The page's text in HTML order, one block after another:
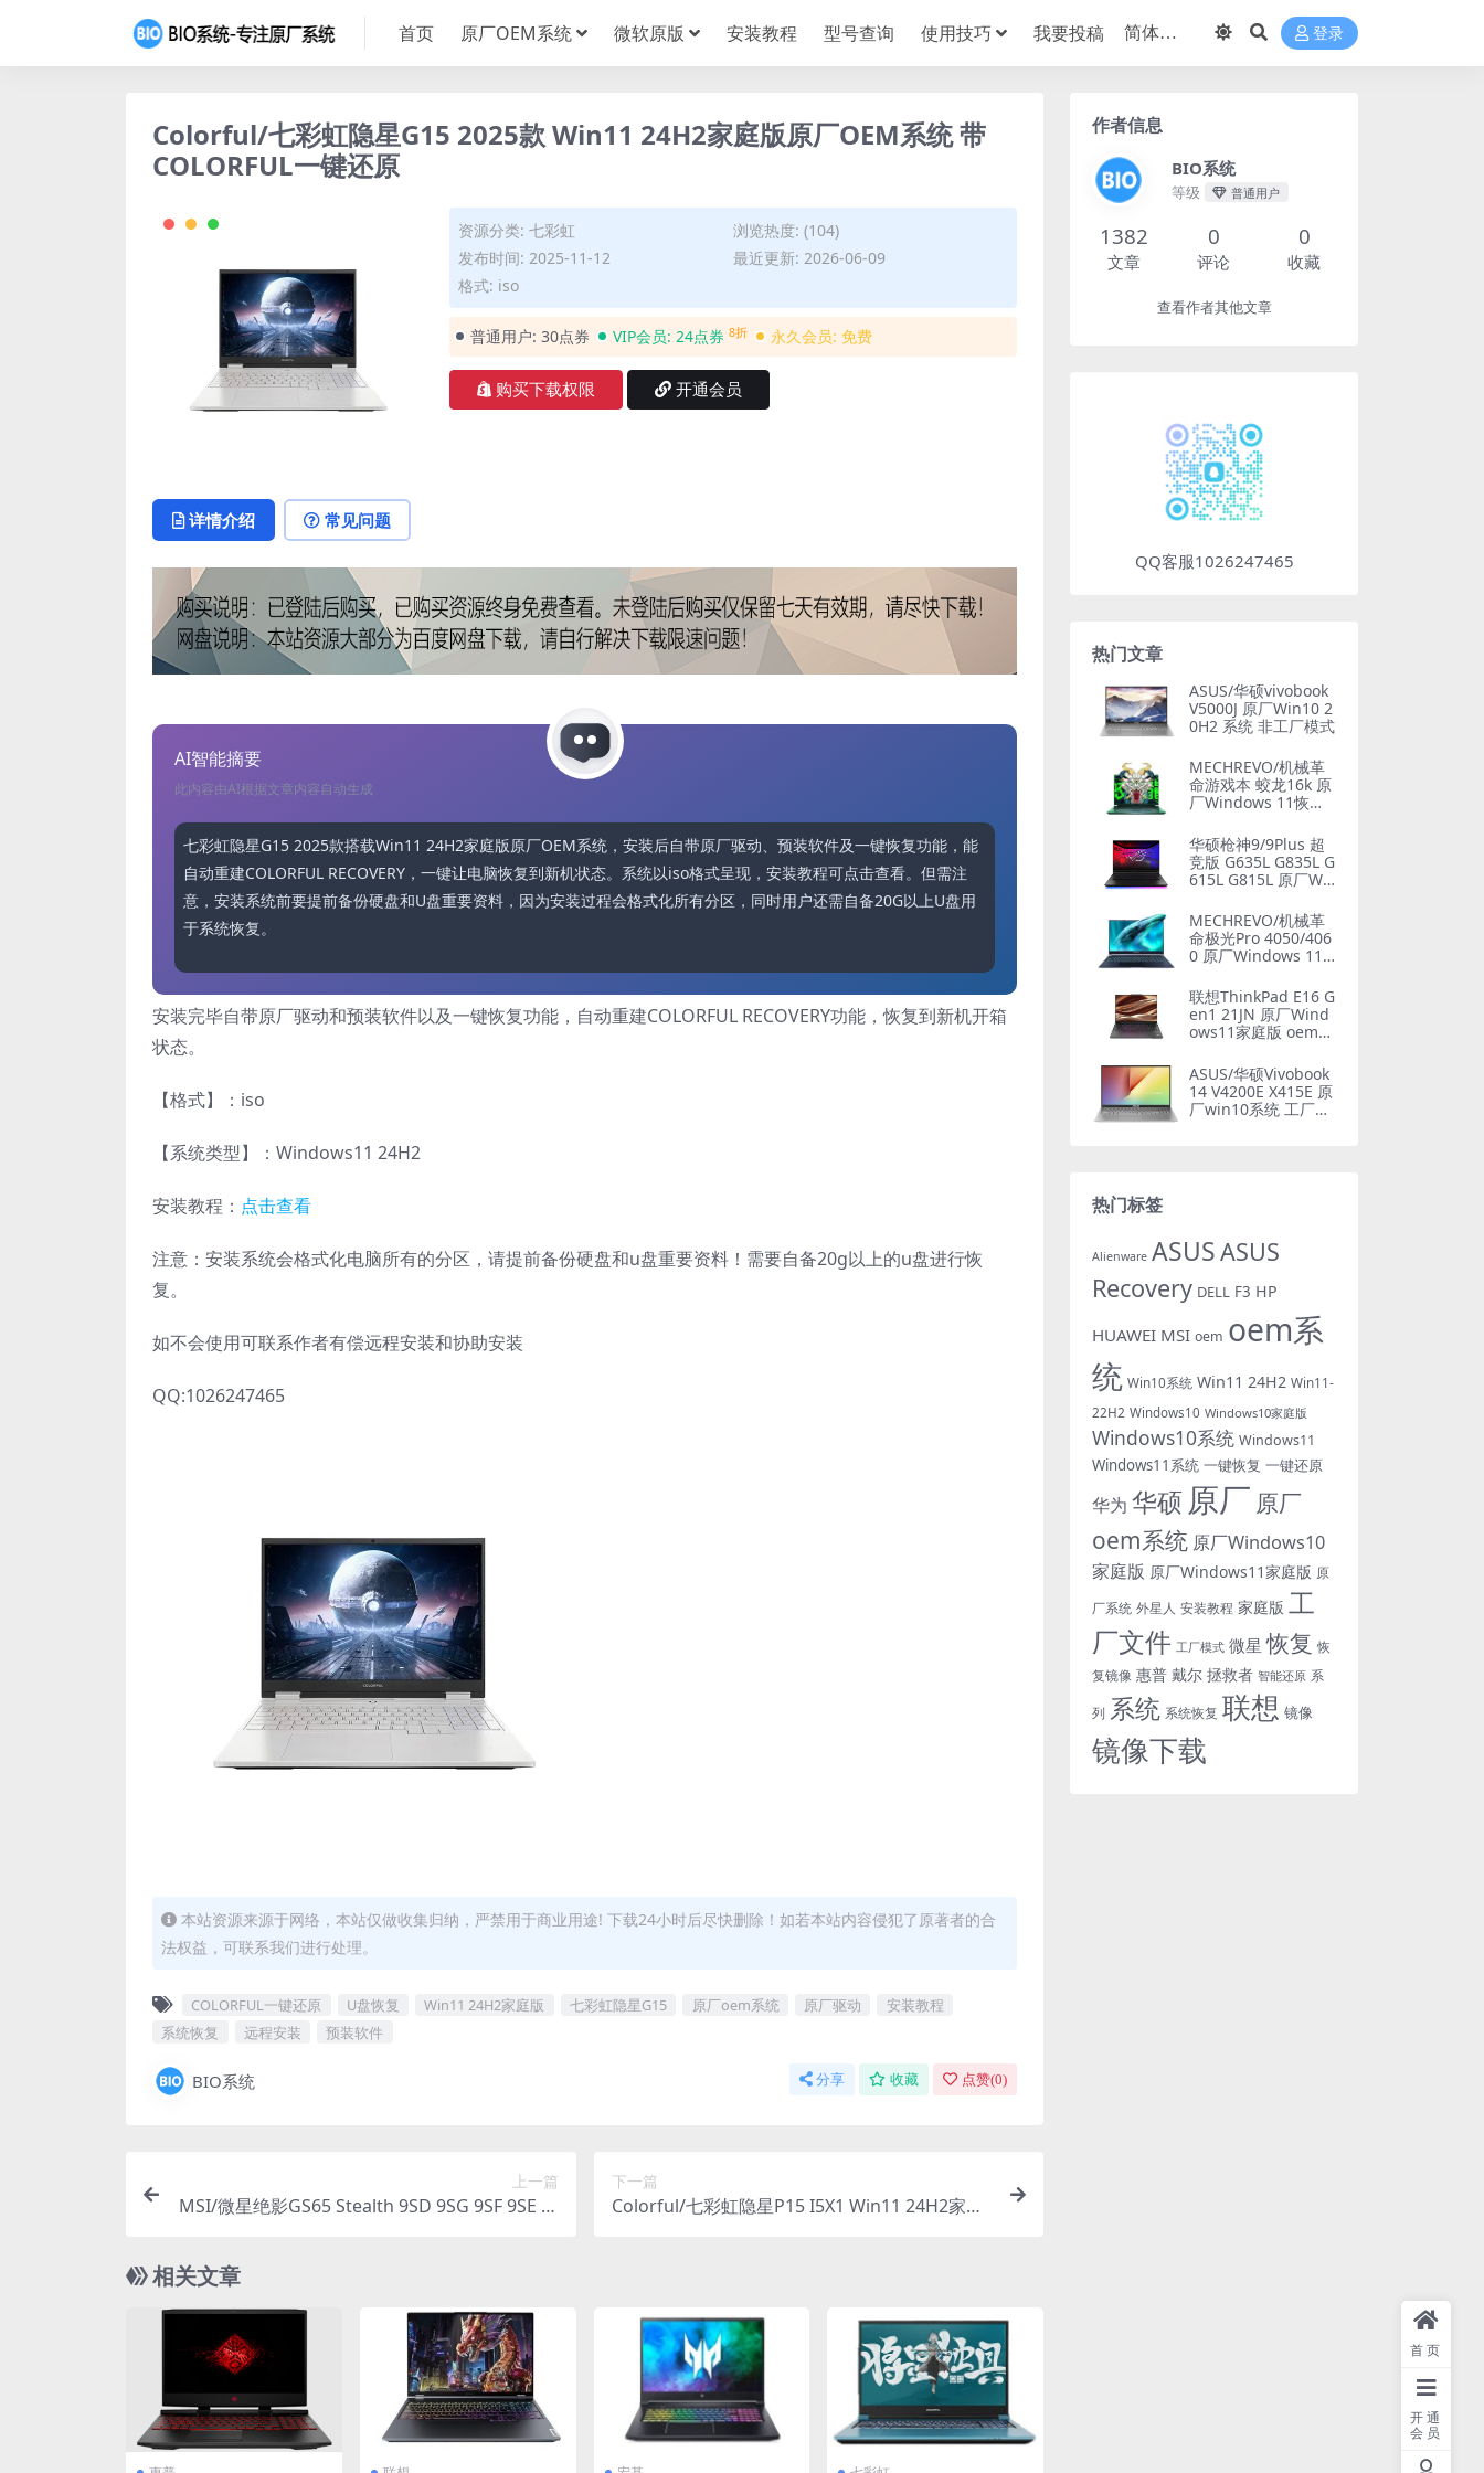
首页 原厂OEM系统 微软原版 安装教程 型号查询 使用技巧 我要投稿 登录
Colorful/七彩虹隐星G15 2025款 Win11 24H2家庭版原厂OEM系统 带
COLORFUL一键还原
资源分类: 七彩虹
浏览热度: (104)
发布时间: 2025-11-12
最近更新: 2026-06-09
格式: iso
普通用户: 30点券 VIP会员: 24点券 8折 永久会员: 免费
购买下载权限 开通会员
详情介绍 常见问题
AI智能摘要
此内容由AI根据文章内容自动生成
七彩虹隐星G15 2025款搭载Win11 24H2家庭版原厂OEM系统，安装后自带原厂驱动、预装软件及一键恢复功能，能
自动重建COLORFUL RECOVERY，一键让电脑恢复到新机状态。系统以iso格式呈现，安装教程可点击查看。但需注
意，安装系统前要提前备份硬盘和U盘重要资料，因为安装过程会格式化所有分区，同时用户还需自备20G以上U盘用
于系统恢复。
安装完毕自带原厂驱动和预装软件以及一键恢复功能，自动重建COLORFUL RECOVERY功能，恢复到新机开箱
状态。
【格式】：iso
【系统类型】：Windows11 24H2
安装教程： 点击查看
注意：安装系统会格式化电脑所有的分区，请提前备份硬盘和u盘重要资料！需要自备20g以上的u盘进行恢
复。
如不会使用可联系作者有偿远程安装和协助安装
QQ:1026247465
本站资源来源于网络，本站仅做收集归纳，严禁用于商业用途! 下载24小时后尽快删除！如若本站内容侵犯了原著者的合
法权益，可联系我们进行处理。
COLORFUL一键还原 U盘恢复 Win11 24H2家庭版 七彩虹隐星G15 原厂oem系统 原厂驱动
安装教程
系统恢复
远程安装 预装软件
BIO系统 分享 收藏 点赞(0)
上一篇
MSI/微星绝影GS65 Stealth 9SD 9SG 9SF 9SE 原
下一篇
Colorful/七彩虹隐星P15 I5X1 Win11 24H2家庭
相关文章
作者信息
BIO系统
等级 普通用户
1382
文章
0
评论
0
收藏
查看作者其他文章
QQ客服1026247465
热门文章
ASUS/华硕vivobook
V5000J 原厂Win10 2
0H2 系统 非工厂模式
MECHREVO/机械革
命游戏本 蛟龙16k 原
厂Windows 11恢复
华硕枪神9/9Plus 超
竞版 G635L G835L G
615L G815L 原厂Wi
工厂文件 带ASUS Re
covery恢复
MECHREVO/机械革
命极光Pro 4050/406
0 原厂Windows 11 2
载
联想ThinkPad E16 G
en1 21JN 原厂Wind
ows11家庭版 oem系
ASUS/华硕Vivobook
14 V4200E X415E 原
厂win10系统 工厂文
热门标签
Alienware ASUSASUS
Recovery DELL F3 HP
HUAWEI MSI oem oem系
统 Win10系统 Win11 24H2 Win11-
22H2 Windows10 Windows10家庭版
Windows10系统 Windows11
Windows11系统 一键恢复 一键还原
华为 华硕 原厂 原厂
oem系统 原厂Windows10
家庭版 原厂Windows11家庭版 原
厂系统 外星人 安装教程 家庭版 工
厂文件 工厂模式 微星 恢复 恢
复镜像 惠普 戴尔 拯救者 智能还原 系
列 系统 系统恢复 联想 镜像
镜像下载
首页
开通
会员